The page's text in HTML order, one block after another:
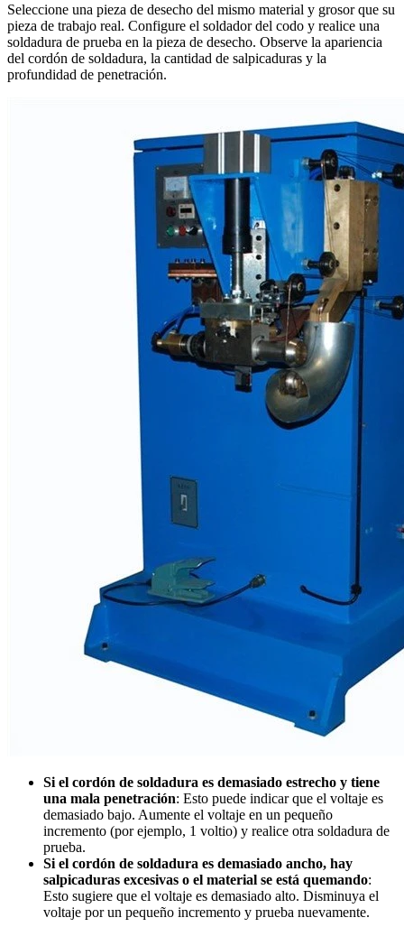
Seleccione una pieza de desecho del mismo material y grosor que su
pieza de trabajo real. Configure el soldador del codo y realice una
soldadura de prueba en la pieza de desecho. Observe la apariencia
del cordón de soldadura, la cantidad de salpicaduras y la
profundidad de penetración.
Si el cordón de soldadura es demasiado estrecho y tiene
una mala penetración: Esto puede indicar que el voltaje es
demasiado bajo. Aumente el voltaje en un pequeño
incremento (por ejemplo, 1 voltio) y realice otra soldadura de
prueba.
Si el cordón de soldadura es demasiado ancho, hay
salpicaduras excesivas o el material se está quemando:
Esto sugiere que el voltaje es demasiado alto. Disminuya el
voltaje por un pequeño incremento y prueba nuevamente.